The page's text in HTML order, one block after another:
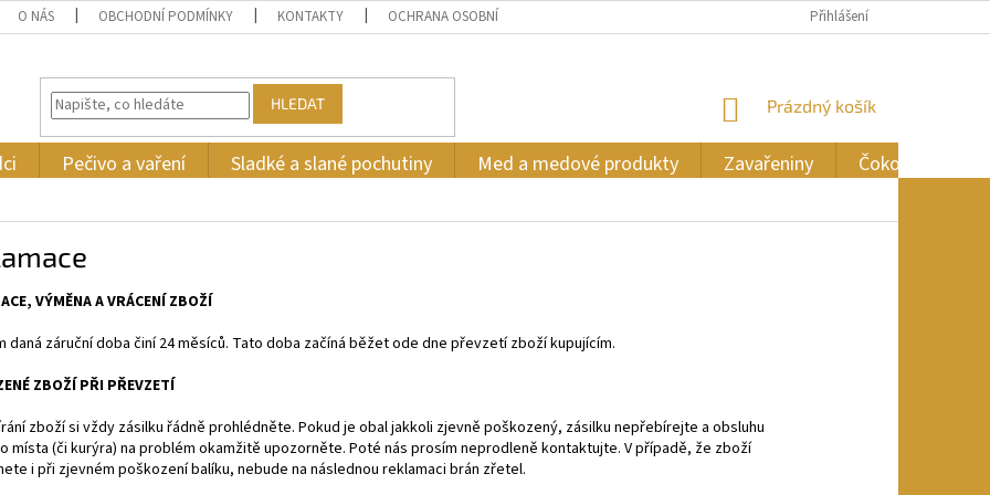
O NÁS OBCHODNÍ PODMÍNKY KONTAKTY OCHRANA OSOBNÍCH ÚDAJŮ Přihlášení
HLEDAT
NÁKUPNÍ
Prázdný košík
Pečivo a vaření Sladké a slané pochutiny Med a medové produkty Zavařeniny Čokoláda
VÝMĚNA A VRÁCENÍ ZBOŽÍ
daná záruční doba činí 24 měsíců. Tato doba začíná běžet ode dne převzetí zboží kupujícím.
ZBOŽÍ PŘI PŘEVZETÍ
zboží si vždy zásilku řádně prohlédněte. Pokud je obal jakkoli zjevně poškozený, zásilku nepřebírejte a obsluhu
místa (či kurýra) na problém okamžitě upozorněte. Poté nás prosím neprodleně kontaktujte. V případě, že zboží
i při zjevném poškození balíku, nebude na následnou reklamaci brán zřetel.